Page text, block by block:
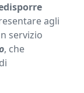
agli
servizio
, che